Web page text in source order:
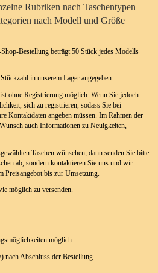
Rubriken nach Taschentypen
nach Modell und Größe
Bestellung beträgt 50 Stück jedes Modells
in unserem Lager angegeben.
ohne Registrierung möglich. Wenn Sie jedoch
sich zu registrieren, sodass Sie bei
Kontaktdaten angeben müssen. Im Rahmen der
auch Informationen zu Neuigkeiten,
Taschen wünschen, dann senden Sie bitte
ab, sondern kontaktieren Sie uns und wir
Preisangebot bis zur Umsetzung.
möglich zu versenden.
möglich:
nach Abschluss der Bestellung